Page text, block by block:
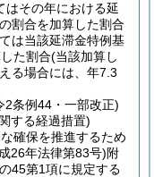
はその年における延
割合を加算した割合
は当該延滞金特例基
た割合(当該加算し
る場合には、年7.3
条例44・一部改正)
する経過措置)
確保を推進するため
26年法律第83号)附
45第1項に規定する